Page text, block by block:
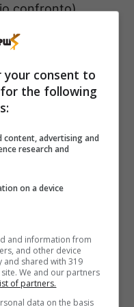
confronto).
ha messo a
la Champions
a pari
gol – un record
ha segnato
ufficiali
soffermiamo però
suo sostituto
almeno due
consent to
the following
content, advertising and
research and
on a device
and information from
and other device
and shared with 319
We and our partners
of partners.
data on the basis